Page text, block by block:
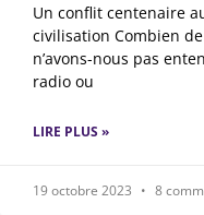
Un conflit centenaire
civilisation Combien
n’avons-nous pas
radio ou
LIRE PLUS »
19 octobre 2023 8